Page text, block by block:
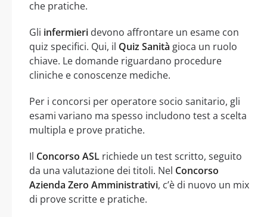
che pratiche.
Gli infermieri devono affrontare un esame con
quiz specifici. Qui, il Quiz Sanità gioca un ruolo
chiave. Le domande riguardano procedure
cliniche e conoscenze mediche.
Per i concorsi per operatore socio sanitario, gli
esami variano ma spesso includono test a scelta
multipla e prove pratiche.
Il Concorso ASL richiede un test scritto, seguito
da una valutazione dei titoli. Nel Concorso
Azienda Zero Amministrativi, c’è di nuovo un mix
di prove scritte e pratiche.